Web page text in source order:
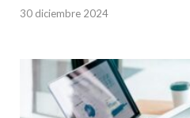
30 diciembre 2024